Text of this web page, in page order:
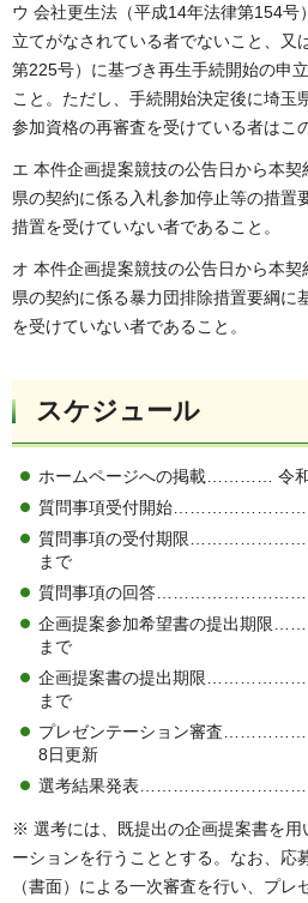
ウ 会社更生法（平成14年法律第154号
立てがなされている者でないこと、又
第225号）に基づき再生手続開始の申
こと。ただし、手続開始決定後に埼玉
参加資格の再審査を受けている者はこ
エ 本件企画提案競技の公告日から本
県の契約に係る入札参加停止等の措置
措置を受けていない者であること。
オ 本件企画提案競技の公告日から本
県の契約に係る暴力団排除措置要綱に
を受けていない者であること。
スケジュール
ホームページへの掲載………… 令和
質問事項受付開始………………………
質問事項の受付期限
まで
質問事項の回答…………………………
企画提案参加希望書の提出期限
まで
企画提案書の提出期限
まで
プレゼンテーション審査
8日更新
選考結果発表……………………………
※ 選考には、既提出の企画提案書を用
ーションを行うこととする。なお、応
（書面）による一次審査を行い、プ